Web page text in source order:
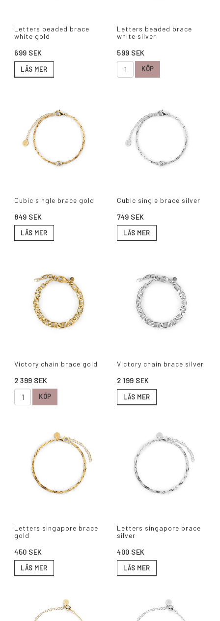
Letters beaded brace
white gold
699 SEK
LÄS MER
Letters beaded brace
white silver
599 SEK
KÖP
Cubic single brace gold
849 SEK
LÄS MER
Cubic single brace silver
749 SEK
LÄS MER
Victory chain brace gold
2 399 SEK
KÖP
Victory chain brace silver
2 199 SEK
LÄS MER
Letters singapore brace
gold
450 SEK
LÄS MER
Letters singapore brace
silver
400 SEK
LÄS MER